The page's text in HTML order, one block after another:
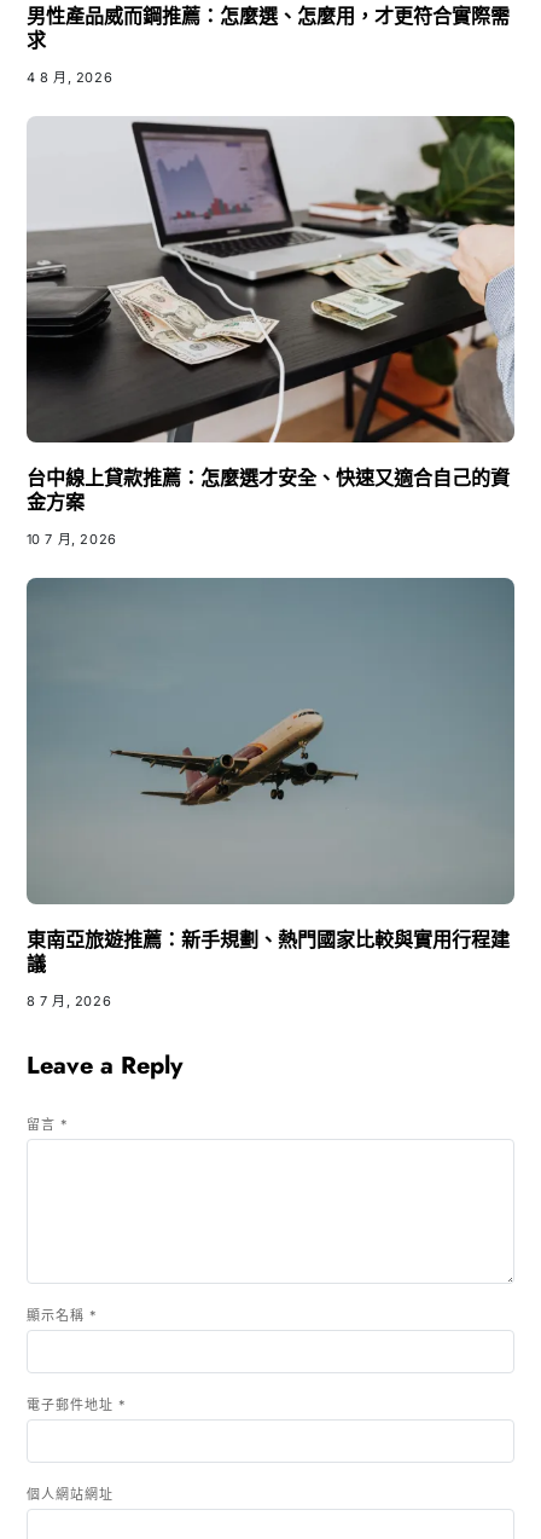
男性產品威而鋼推薦：怎麼選、怎麼用，才更符合實際需
求
4 8 月, 2026
台中線上貸款推薦：怎麼選才安全、快速又適合自己的資
金方案
10 7 月, 2026
東南亞旅遊推薦：新手規劃、熱門國家比較與實用行程建
議
8 7 月, 2026
Leave a Reply
留言 *
顯示名稱 *
電子郵件地址 *
個人網站網址